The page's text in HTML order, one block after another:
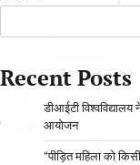
Recent Posts
डीआईटी
आयोजन
“पीड़ित महिला को